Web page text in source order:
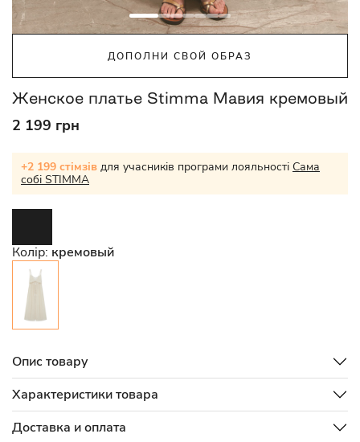
ДОПОЛНИ СВОЙ ОБРАЗ
Женское платье Stimma Мавия кремовый
2 199 грн
+2 199 стімзів для учасників програми лояльності Сама
собі STIMMA
Колір: кремовый
Опис товару
Характеристики товара
Доставка и оплата